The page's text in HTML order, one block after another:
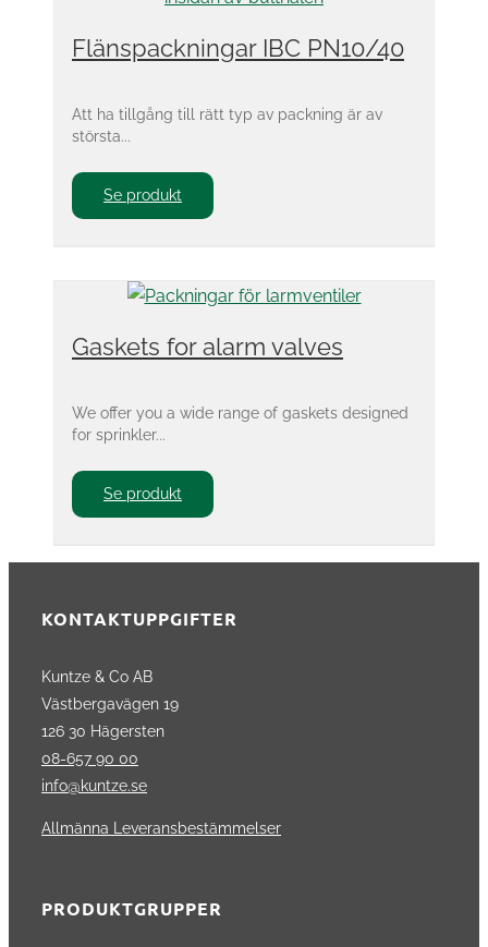
Flänspackningar IBC PN10/40
Att ha tillgång till rätt typ av packning är av
största...
Se produkt
Gaskets for alarm valves
We offer you a wide range of gaskets designed
for sprinkler...
Se produkt
KONTAKTUPPGIFTER
Kuntze & Co AB
Västbergavägen 19
126 30 Hägersten
08-657 90 00
info@kuntze.se
Allmänna Leveransbestämmelser
PRODUKTGRUPPER